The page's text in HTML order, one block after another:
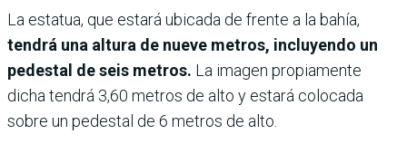
La estatua, que estará ubicada de frente a la bahía,
tendrá una altura de nueve metros, incluyendo un
pedestal de seis metros. La imagen propiamente
dicha tendrá 3,60 metros de alto y estará colocada
sobre un pedestal de 6 metros de alto.